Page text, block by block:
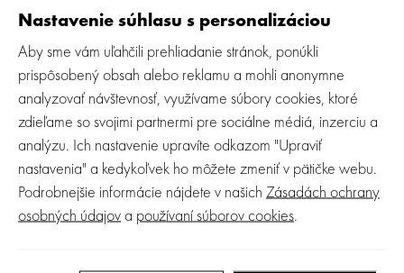
Skladom
179.90 €
Skladom
179.90 €
ERGOBABY | OMNI Classic
ERGOBABY | OMNI Classic
Nastavenie súhlasu s personalizáciou
Aby sme vám uľahčili prehliadanie stránok, ponúkli
prispôsobený obsah alebo reklamu a mohli anonymne
analyzovať návštevnosť, využívame súbory cookies, ktoré
zdieľame so svojimi partnermi pre sociálne médiá, inzerciu a
analýzu. Ich nastavenie upravíte odkazom "Upraviť
nastavenia" a kedykoľvek ho môžete zmeniť v pätičke webu.
Podrobnejšie informácie nájdete v našich Zásadách ochrany
osobných údajova používaní súborov cookies.